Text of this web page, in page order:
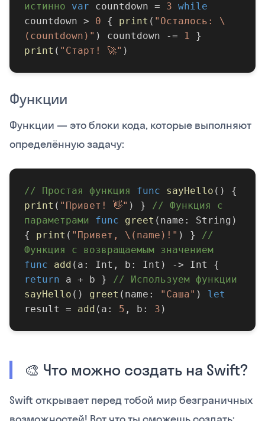
истинно
var countdown = 3 while
countdown > 0 { print ( "Осталось: \
(countdown)" ) countdown -= 1 }
print ( "Старт! 🚀" )
Функции
Функции — это блоки кода, которые выполняют
определённую задачу:
// Простая функция func sayHello () {
print ( "Привет! 👋" ) } // Функция с
параметрами
func greet (name: String)
{ print ( "Привет, \(name)!" ) } //
Функция с возвращаемым значением
func
add (a: Int, b: Int) -> Int {
return a + b } // Используем функции
sayHello () greet (name: "Саша" ) let
result = add (a: 5 , b: 3 )
🎨 Что можно создать на Swift?
Swift открывает перед тобой мир безграничных